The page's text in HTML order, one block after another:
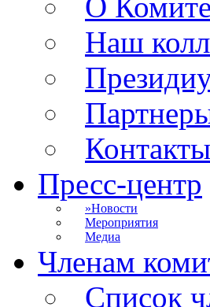
Наш
Контакты
Пресс-центр
»Новости
Мероприятия
Медиа
Членам
Список